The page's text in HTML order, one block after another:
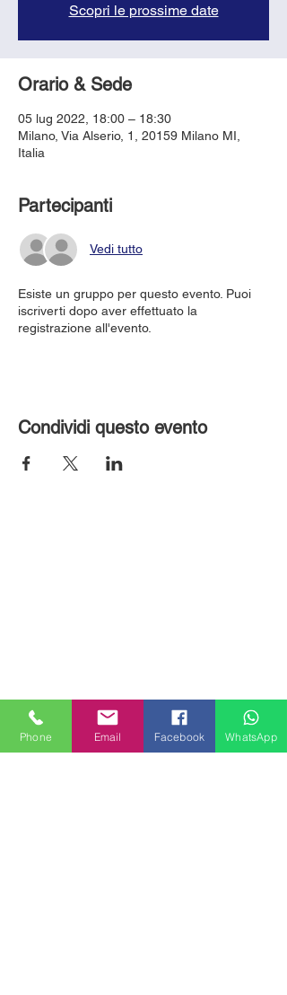
Scopri le prossime date
Orario & Sede
05 lug 2022, 18:00 – 18:30
Milano, Via Alserio, 1, 20159 Milano MI,
Italia
Partecipanti
Vedi tutto
Esiste un gruppo per questo evento. Puoi
iscriverti dopo aver effettuato la
registrazione all'evento.
Condividi questo evento
Phone Email Facebook WhatsApp